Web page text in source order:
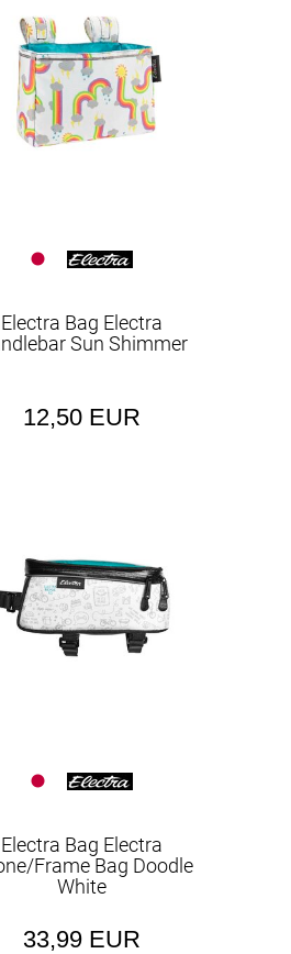
Electra Bag Electra
Sun Shimmer
12,50 EUR
Electra Bag Electra
Frame Bag Doodle
White
33,99 EUR